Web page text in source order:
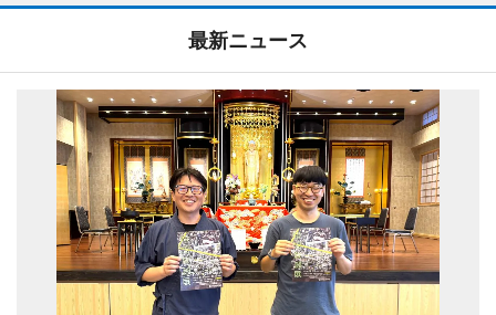
最新ニュース